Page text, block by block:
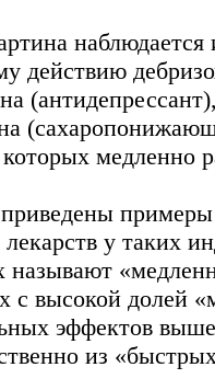
действию
медленно
у таких
называют
с высокой долей
эффектов
из